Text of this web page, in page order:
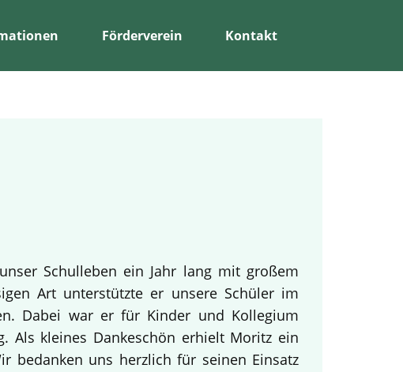
Förderverein Kontakt
Schulleben ein Jahr lang mit großem
Art unterstützte er unsere Schüler im
Dabei war er für Kinder und Kollegium
Als kleines Dankeschön erhielt Moritz ein
bedanken uns herzlich für seinen Einsatz